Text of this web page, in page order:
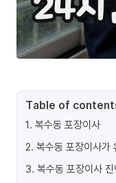
Table of
1. 복수동 포장이사
2. 복수동 포장이사가
3. 복수동 포장이사